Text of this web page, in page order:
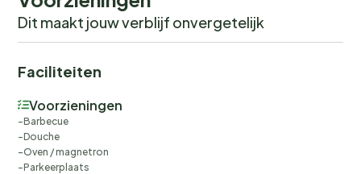
Dit maakt jouw verblijf onvergetelijk
Faciliteiten
Voorzieningen
Barbecue
Douche
Oven / magnetron
Parkeerplaats